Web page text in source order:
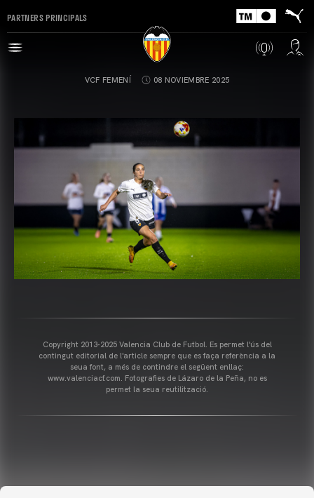
PARTNERS PRINCIPALS
VCF FEMENÍ 08 NOVIEMBRE 2025
Copyright 2013-2025 Valencia Club de Futbol. Es permet l'ús del
contingut editorial de l'article sempre que es faça referència a la
seua font, a més de contindre el següent enllaç:
www.valenciacf.com. Fotografies de Lázaro de la Peña, no es
permet la seua reutilització.